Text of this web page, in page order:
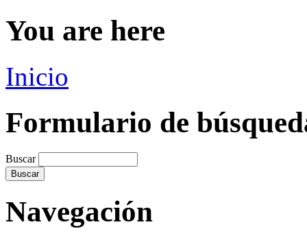
You are here
Inicio
Formulario de
Buscar
Navegación